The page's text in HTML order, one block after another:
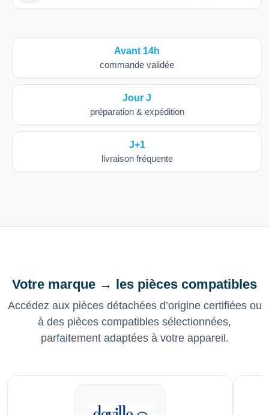
Avant 14h
commande validée
Jour J
préparation & expédition
J+1
livraison fréquente
Votre marque → les pièces compatibles
Accédez aux pièces détachées d’origine certifiées ou
à des pièces compatibles sélectionnées,
parfaitement adaptées à votre appareil.